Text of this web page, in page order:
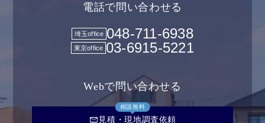
電話で問い合わせる
埼玉office 048-711-6938
東京office 03-6915-5221
Webで問い合わせる
相談無料
mail見積・現地調査依頼